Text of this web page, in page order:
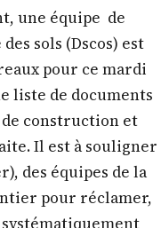
une équipe de
sols (Dscos) est
pour ce mardi
liste de documents
construction et
Il est à souligner
des équipes de la
pour réclamer,